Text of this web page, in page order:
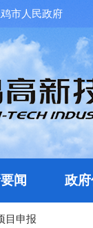
市人民政府
闻 政
目申报